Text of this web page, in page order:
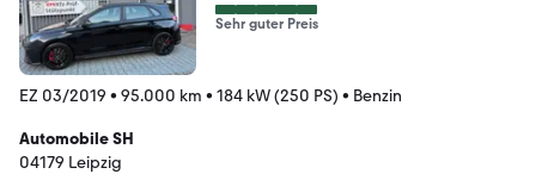
Sehr guter Preis
EZ 03/2019 • 95.000 km • 184 kW (250 PS) • Benzin
Automobile SH
04179 Leipzig